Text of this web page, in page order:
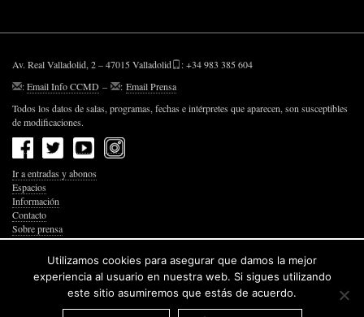
Av. Real Valladolid, 2 – 47015 Valladolid
: +34 983 385 604
:Email Info CCMD – : Email Prensa
Todos los datos de salas, programas, fechas e intérpretes que aparecen, son susceptibles
de modificaciones.
Ir a entradas y abonos
Espacios
Información
Contacto
Sobre prensa
Política de Privacidad
Política de Cookies
Accesibilidad Web
Utilizamos cookies para asegurar que damos la mejor
experiencia al usuario en nuestra web. Si sigues utilizando
este sitio asumiremos que estás de acuerdo.